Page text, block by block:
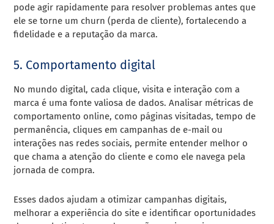
pode agir rapidamente para resolver problemas antes que
ele se torne um churn (perda de cliente), fortalecendo a
fidelidade e a reputação da marca.
5. Comportamento digital
No mundo digital, cada clique, visita e interação com a
marca é uma fonte valiosa de dados. Analisar métricas de
comportamento online, como páginas visitadas, tempo de
permanência, cliques em campanhas de e-mail ou
interações nas redes sociais, permite entender melhor o
que chama a atenção do cliente e como ele navega pela
jornada de compra.
Esses dados ajudam a otimizar campanhas digitais,
melhorar a experiência do site e identificar oportunidades